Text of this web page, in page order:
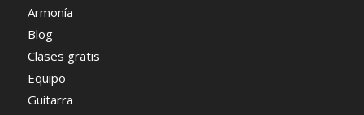
Armonía
Blog
Clases gratis
Equipo
Guitarra